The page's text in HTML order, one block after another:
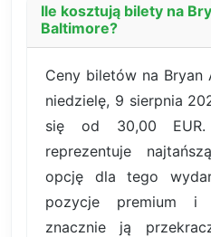
Ile kosztują bilety na
Baltimore?
Ceny biletów na Bryan
niedzielę, 9 sierpnia
się od 30,00 EUR.
reprezentuje
opcję dla tego
pozycje premium i
znacznie ją